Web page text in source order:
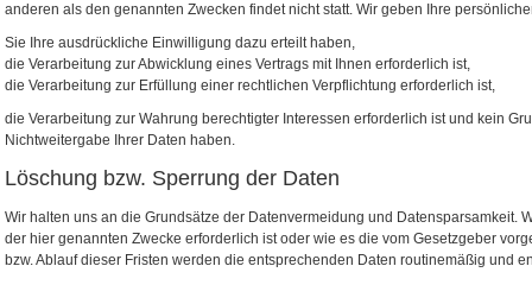
anderen als den genannten Zwecken findet nicht statt. Wir geben Ihre
Sie Ihre ausdrückliche Einwilligung dazu erteilt haben,
die Verarbeitung zur Abwicklung eines Vertrags mit Ihnen erforderlich ist,
die Verarbeitung zur Erfüllung einer rechtlichen Verpflichtung erforderlich ist,
die Verarbeitung zur Wahrung berechtigter Interessen erforderlich ist und kein
Nichtweitergabe Ihrer Daten haben.
Löschung bzw. Sperrung der Daten
Wir halten uns an die Grundsätze der Datenvermeidung und
der hier genannten Zwecke erforderlich ist oder wie es die vom Gesetzgeber
bzw. Ablauf dieser Fristen werden die entsprechenden Daten routinemäßig und